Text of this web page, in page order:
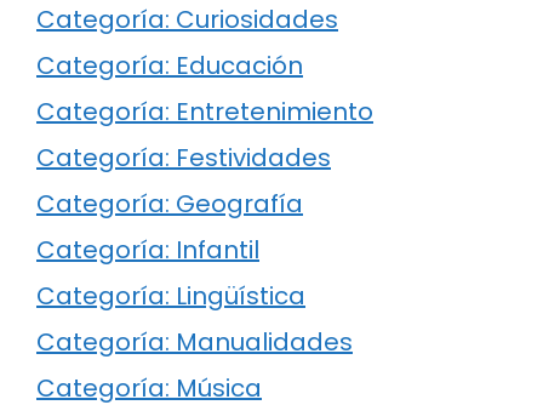
Categoría: Curiosidades
Categoría: Educación
Categoría: Entretenimiento
Categoría: Festividades
Categoría: Geografía
Categoría: Infantil
Categoría: Lingüística
Categoría: Manualidades
Categoría: Música